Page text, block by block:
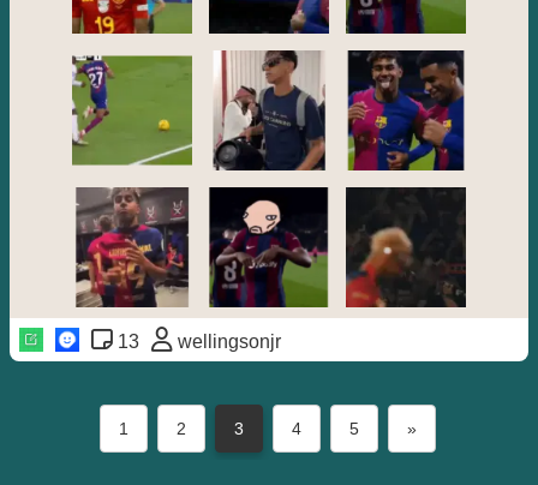
13 wellingsonjr
1 2 3 4 5 »